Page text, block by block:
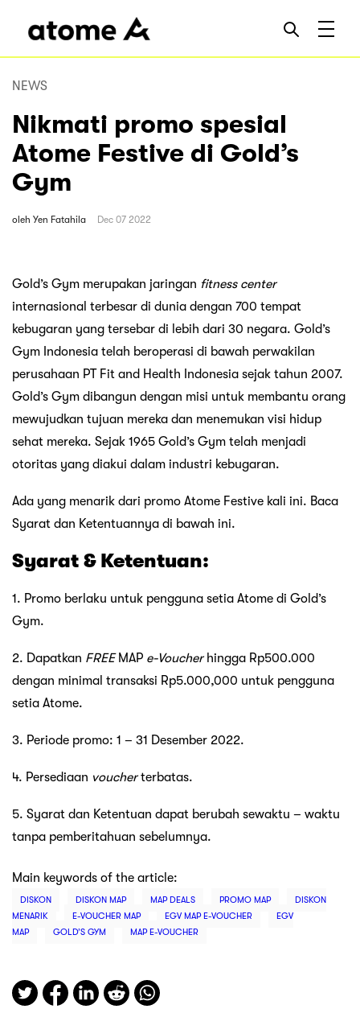
NEWS
Nikmati promo spesial
Atome Festive di Gold’s
Gym
oleh Yen Fatahila Dec 07 2022
Gold’s Gym merupakan jaringan fitness center
internasional terbesar di dunia dengan 700 tempat
kebugaran yang tersebar di lebih dari 30 negara. Gold’s
Gym Indonesia telah beroperasi di bawah perwakilan
perusahaan PT Fit and Health Indonesia sejak tahun 2007.
Gold’s Gym dibangun dengan misi untuk membantu orang
mewujudkan tujuan mereka dan menemukan visi hidup
sehat mereka. Sejak 1965 Gold’s Gym telah menjadi
otoritas yang diakui dalam industri kebugaran.
Ada yang menarik dari promo Atome Festive kali ini. Baca
Syarat dan Ketentuannya di bawah ini.
Syarat & Ketentuan:
1. Promo berlaku untuk pengguna setia Atome di Gold’s
Gym.
2. Dapatkan FREEMAP e-Voucherhingga Rp500.000
dengan minimal transaksi Rp5.000,000 untuk pengguna
setia Atome.
3. Periode promo: 1 – 31 Desember 2022.
4. Persediaan voucherterbatas.
5. Syarat dan Ketentuan dapat berubah sewaktu – waktu
tanpa pemberitahuan sebelumnya.
Main keywords of the article:
DISKON DISKON MAP MAP DEALS PROMO MAP
DISKON
MENARIK
E-VOUCHER MAP EGV MAP E-VOUCHER
EGV
MAP
GOLD’S GYM MAP E-VOUCHER